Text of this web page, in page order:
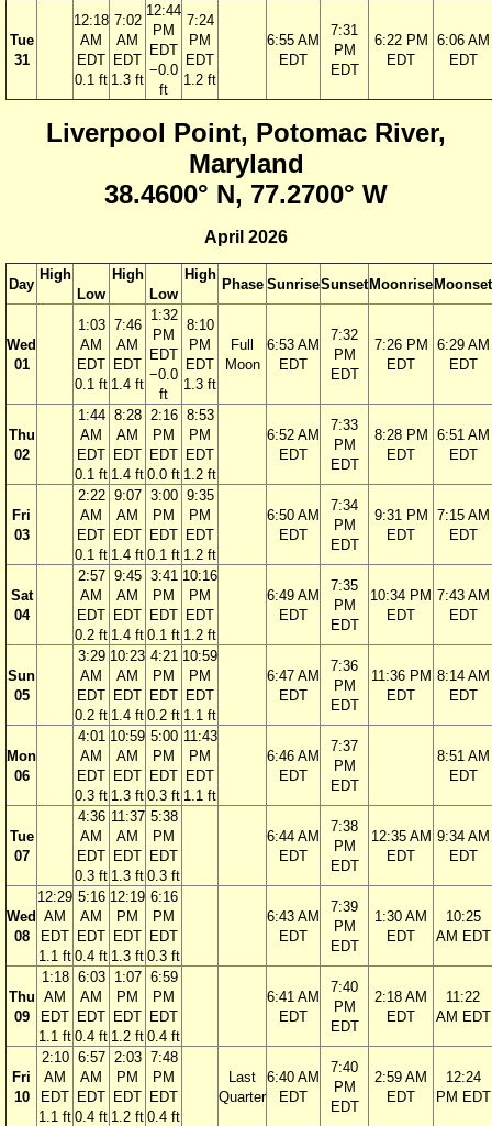
Tue
31
12:18
AM
EDT
0.1 ft
7:02
AM
EDT
1.3 ft
12:44
PM
EDT
−0.0
ft
7:24
PM
EDT
1.2 ft
6:55 AM
EDT
7:31
PM
EDT
6:22 PM
EDT
6:06 AM
EDT
Liverpool Point, Potomac River,
Maryland
38.4600° N, 77.2700° W
April 2026
Day
High
Low
High
Low
High
Phase SunriseSunsetMoonriseMoonset
Wed
01
1:03
AM
EDT
0.1 ft
7:46
AM
EDT
1.4 ft
1:32
PM
EDT
−0.0
ft
8:10
PM
EDT
1.3 ft
Full
Moon
6:53 AM
EDT
7:32
PM
EDT
7:26 PM
EDT
6:29 AM
EDT
Thu
02
1:44
AM
EDT
0.1 ft
8:28
AM
EDT
1.4 ft
2:16
PM
EDT
0.0 ft
8:53
PM
EDT
1.2 ft
6:52 AM
EDT
7:33
PM
EDT
8:28 PM
EDT
6:51 AM
EDT
Fri
03
2:22
AM
EDT
0.1 ft
9:07
AM
EDT
1.4 ft
3:00
PM
EDT
0.1 ft
9:35
PM
EDT
1.2 ft
6:50 AM
EDT
7:34
PM
EDT
9:31 PM
EDT
7:15 AM
EDT
Sat
04
2:57
AM
EDT
0.2 ft
9:45
AM
EDT
1.4 ft
3:41
PM
EDT
0.1 ft
10:16
PM
EDT
1.2 ft
6:49 AM
EDT
7:35
PM
EDT
10:34 PM
EDT
7:43 AM
EDT
Sun
05
3:29
AM
EDT
0.2 ft
10:23
AM
EDT
1.4 ft
4:21
PM
EDT
0.2 ft
10:59
PM
EDT
1.1 ft
6:47 AM
EDT
7:36
PM
EDT
11:36 PM
EDT
8:14 AM
EDT
Mon
06
4:01
AM
EDT
0.3 ft
10:59
AM
EDT
1.3 ft
5:00
PM
EDT
0.3 ft
11:43
PM
EDT
1.1 ft
6:46 AM
EDT
7:37
PM
EDT
8:51 AM
EDT
Tue
07
4:36
AM
EDT
0.3 ft
11:37
AM
EDT
1.3 ft
5:38
PM
EDT
0.3 ft
6:44 AM
EDT
7:38
PM
EDT
12:35 AM
EDT
9:34 AM
EDT
Wed
08
12:29
AM
EDT
1.1 ft
5:16
AM
EDT
0.4 ft
12:19
PM
EDT
1.3 ft
6:16
PM
EDT
0.3 ft
6:43 AM
EDT
7:39
PM
EDT
1:30 AM
EDT
10:25
AM EDT
Thu
09
1:18
AM
EDT
1.1 ft
6:03
AM
EDT
0.4 ft
1:07
PM
EDT
1.2 ft
6:59
PM
EDT
0.4 ft
6:41 AM
EDT
7:40
PM
EDT
2:18 AM
EDT
11:22
AM EDT
Fri
10
2:10
AM
EDT
1.1 ft
6:57
AM
EDT
0.4 ft
2:03
PM
EDT
1.2 ft
7:48
PM
EDT
0.4 ft
Last
Quarter
6:40 AM
EDT
7:40
PM
EDT
2:59 AM
EDT
12:24
PM EDT